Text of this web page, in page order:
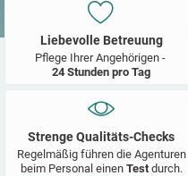
Liebevolle Betreuung
Pflege Ihrer Angehörigen -
24 Stunden pro Tag
Strenge Qualitäts-Checks
Regelmäßig führen die Agenturen
beim Personal einen Test durch.